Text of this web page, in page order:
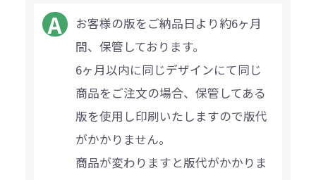
お客様の版をご納品日より約6ヶ月
間、保管しております。
6ヶ月以内に同じデザインにて同じ
商品をご注文の場合、保管してある
版を使用し印刷いたしますので版代
がかかりません。
商品が変わりますと版代がかかりま